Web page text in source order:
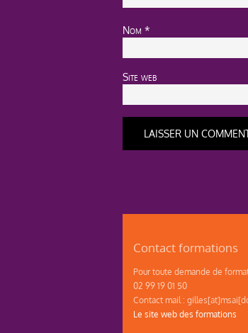
Nom *
Site web
Contact formations
Pour toute demande de
02 99 19 01 50
Contact mail :
Le site web des formations